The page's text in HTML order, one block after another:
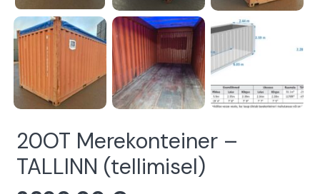
20OT Merekonteiner –
TALLINN (tellimisel)